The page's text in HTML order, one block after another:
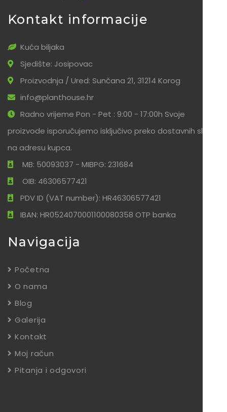
Kontakt informacije
Kuća biljaka
Sjedište: Josipovac
Proizvodnja / Ured: Sunčana 21, 31214 Korog
info@planthouse.hr
Radno vrijeme Pon - Pet : 9:00 - 17:00h Svoje
proizvode isporučujemo isključivo preko dostavnih službi
na adresu kupca.
MB: 50093037 - MIBPG: 231684
OIB: 46306577421
PDV ID (VAT number): HR46306577421
IBAN: HR0524070001100080358 OTP banka
Navigacija
Početna
O nama
Blog
Galerija
Kontakt
Moj račun
Pitanja i odgovori